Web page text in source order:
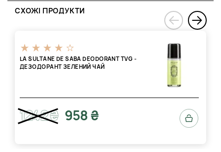
СХОЖІ ПРОДУКТИ
LA SULTANE DE SABA DEODORANT TVG -
ДЕЗОДОРАНТ ЗЕЛЕНИЙ ЧАЙ
1242 ₴ 958 ₴
‹
›